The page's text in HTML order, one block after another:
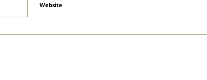
Website